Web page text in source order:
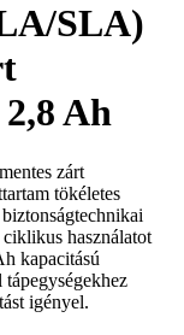
SLA)
Ah
zárt
tökéletes
használatot
kapacitású
igényel.